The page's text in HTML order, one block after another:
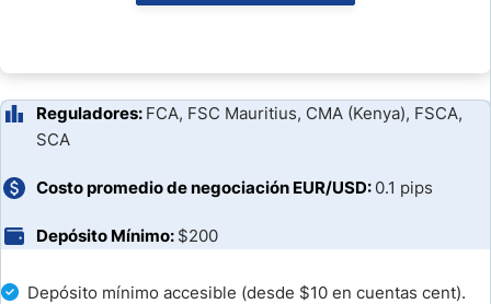
Preguntas Frecuentes
Broker Comparison
Depósito mínimo accesible (desde $10 en cuentas cent).
Reguladores: FCA, FSC Mauritius, CMA (Kenya), FSCA,
SCA
Costo promedio de negociación EUR/USD: 0.1 pips
Depósito Mínimo: $200